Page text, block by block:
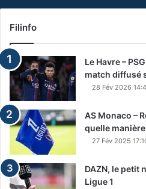
Filinfo
Le Havre –
match diffusé
28 Fév 2026
AS Monaco –
quelle
27 Fév 2025
DAZN, le petit
Ligue 1